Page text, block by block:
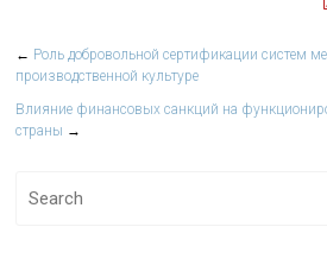
← Роль добровольной сертификации систем
производственной культуре
Влияние финансовых санкций на
страны →